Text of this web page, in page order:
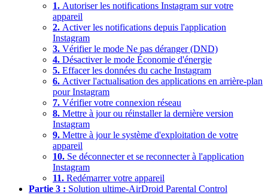
1. Autoriser les notifications Instagram sur votre
appareil
2. Activer les notifications depuis l'application
Instagram
3. Vérifier le mode Ne pas déranger (DND)
4. Désactiver le mode Économie d'énergie
5. Effacer les données du cache Instagram
6. Activer l'actualisation des applications en arrière-plan
pour Instagram
7. Vérifier votre connexion réseau
8. Mettre à jour ou réinstaller la dernière version
Instagram
9. Mettre à jour le système d'exploitation de votre
appareil
10. Se déconnecter et se reconnecter à l'application
Instagram
11. Redémarrer votre appareil
Partie 3 : Solution ultime-AirDroid Parental Control